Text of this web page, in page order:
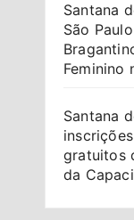
Santana
São
Feminino
Santana
gratuitos
da